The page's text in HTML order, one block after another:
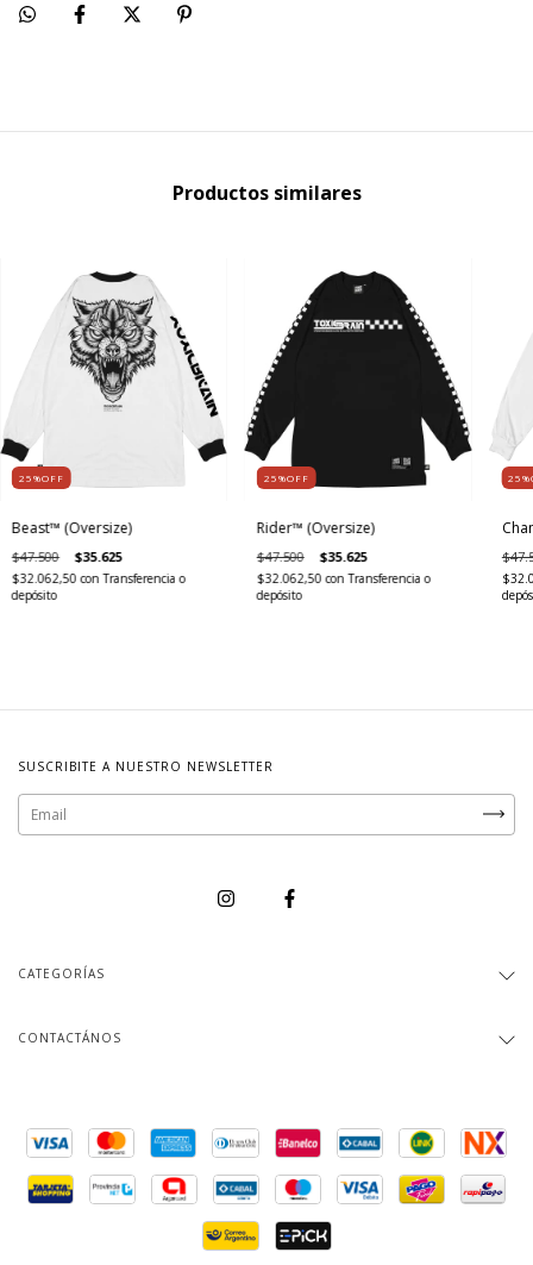
Productos similares
25%OFF
Beast™ (Oversize)
$47.500 $35.625
$32.062,50con Transferencia o
depósito
25%OFF
Rider™ (Oversize)
$47.500 $35.625
$32.062,50con Transferencia o
depósito
SUSCRIBITE A NUESTRO NEWSLETTER
CATEGORÍAS
CONTACTÁNOS